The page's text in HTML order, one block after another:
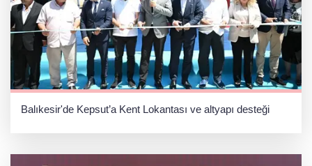
Balıkesir'de Kepsut’a Kent Lokantası ve altyapı desteği